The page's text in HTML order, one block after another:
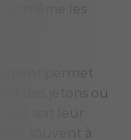
et même les
permet
des jetons ou
soit leur
souvent à